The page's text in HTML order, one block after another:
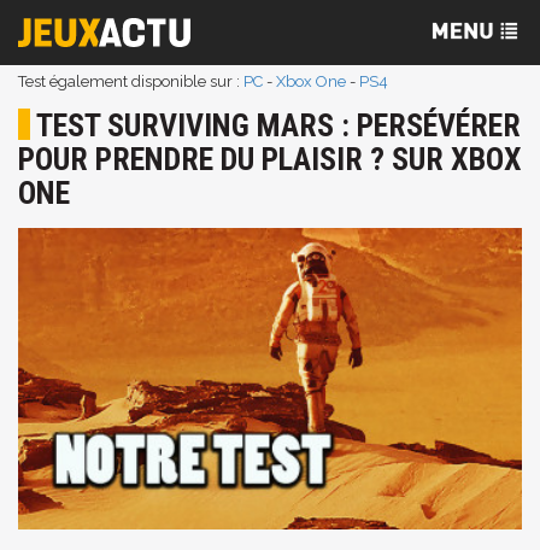
Test également disponible sur : PC - Xbox One - PS4
TEST SURVIVING MARS : PERSÉVÉRER
POUR PRENDRE DU PLAISIR ? SUR XBOX
ONE